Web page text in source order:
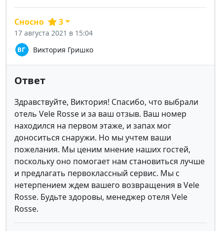
Виктория Гришко
Сносно 3
17 августа 2021 в 15:04
Ответ
Здравствуйте, Виктория! Спасибо, что выбрали
отель Vele Rosse и за ваш отзыв. Ваш номер
находился на первом этаже, и запах мог
доноситься снаружи. Но мы учтем ваши
пожелания. Мы ценим мнение наших гостей,
поскольку оно помогает нам становиться лучше
и предлагать первоклассный сервис. Мы с
нетерпением ждем вашего возвращения в Vele
Rosse. Будьте здоровы, менеджер отеля Vele
Rosse.